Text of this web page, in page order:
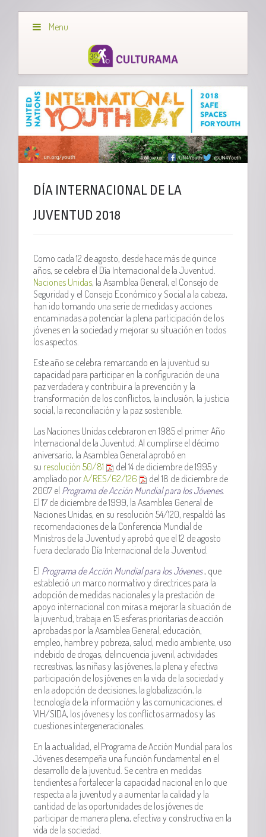
Menu
DÍA INTERNACIONAL DE LA
JUVENTUD 2018
Como cada 12 de agosto, desde hace más de quince
años, se celebra el Día Internacional de la Juventud.
Naciones Unidas, la Asamblea General, el Consejo de
Seguridad y el Consejo Económico y Social a la cabeza,
han ido tomando una serie de medidas y acciones
encaminadas a potenciar la plena participación de los
jóvenes en la sociedad y mejorar su situación en todos
los aspectos.
Este año se celebra remarcando en la juventud su
capacidad para participar en la configuración de una
paz verdadera y contribuir a la prevención y la
transformación de los conflictos, la inclusión, la justicia
social, la reconciliación y la paz sostenible.
Las Naciones Unidas celebraron en 1985 el primer Año
Internacional de la Juventud. Al cumplirse el décimo
aniversario, la Asamblea General aprobó en
su resolución 50/81
del 14 de diciembre de 1995 y
ampliado porA/RES/62/126
del 18 de diciembre de
2007 el Programa de Acción Mundial para los Jóvenes.
El 17 de diciembre de 1999, la Asamblea General de
Naciones Unidas, en su resolución 54/120, respaldó las
recomendaciones de la Conferencia Mundial de
Ministros de la Juventud y aprobó que el 12 de agosto
fuera declarado Día Internacional de la Juventud.
El Programa de Acción Mundial para los Jóvenes, que
estableció un marco normativo y directrices para la
adopción de medidas nacionales y la prestación de
apoyo internacional con miras a mejorar la situación de
la juventud, trabaja en 15 esferas prioritarias de acción
aprobadas por la Asamblea General; educación,
empleo, hambre y pobreza, salud, medio ambiente, uso
indebido de drogas, delincuencia juvenil, actividades
recreativas, las niñas y las jóvenes, la plena y efectiva
participación de los jóvenes en la vida de la sociedad y
en la adopción de decisiones, la globalización, la
tecnología de la información y las comunicaciones, el
VIH/SIDA, los jóvenes y los conflictos armados y las
cuestiones intergeneracionales.
En la actualidad, el Programa de Acción Mundial para los
Jóvenes desempeña una función fundamental en el
desarrollo de la juventud. Se centra en medidas
tendientes a fortalecer la capacidad nacional en lo que
respecta a la juventud y a aumentar la calidad y la
cantidad de las oportunidades de los jóvenes de
participar de manera plena, efectiva y constructiva en la
vida de la sociedad.